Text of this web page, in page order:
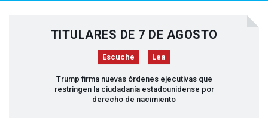
TITULARES DE 7 DE AGOSTO
Escuche Lea
Trump firma nuevas órdenes ejecutivas que
restringen la ciudadanía estadounidense por
derecho de nacimiento